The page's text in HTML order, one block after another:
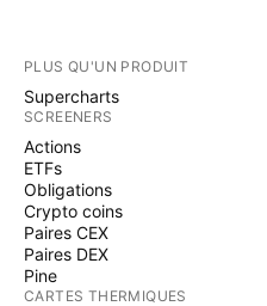
PLUS QU'UN PRODUIT
Supercharts
SCREENERS
Actions
ETFs
Obligations
Crypto coins
Paires CEX
Paires DEX
Pine
CARTES THERMIQUES